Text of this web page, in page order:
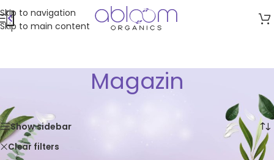
Skip to navigation
Skip to main content
Magazin
Afișez toate cele 5 rezultate
Show sidebar
Clear filters